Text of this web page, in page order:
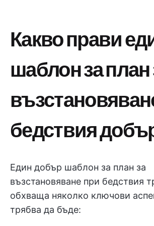
Какво прави
шаблон за план
бедствия
Един добър шаблон за план за
възстановяване при бедствия
обхваща няколко ключови
трябва да бъде: